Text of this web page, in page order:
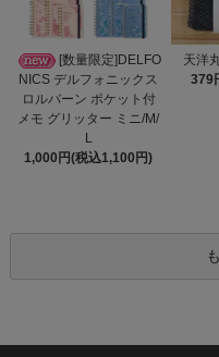
[数量限定]DELFO
NICS デルフォニックス
ロルバーン ポケット付
メモ グリッター ミニ/M/
L
1,000円(税込1,100円)
天洋
379